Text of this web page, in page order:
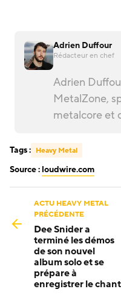
Adrien Duffour
Rédacteur en chef
Adrien
MetalZone,
metalcore et
Tags : Heavy Metal
Source : loudwire.com
ACTU HEAVY METAL
PRÉCÉDENTE
Dee Snider a
terminé les démos
de son nouvel
album solo et se
prépare à
enregistrer le chant